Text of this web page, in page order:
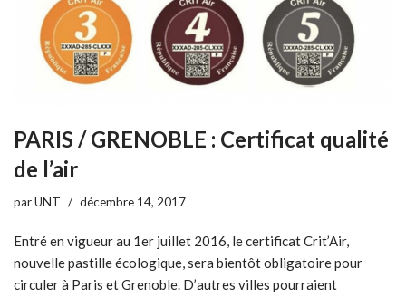
PARIS / GRENOBLE : Certificat qualité
de l’air
parUNT décembre 14, 2017
Entré en vigueur au 1er juillet 2016, le certificat Crit’Air,
nouvelle pastille écologique, sera bientôt obligatoire pour
circuler à Paris et Grenoble. D’autres villes pourraient